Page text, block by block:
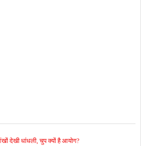
देखी धांधली, चुप क्यों है आयोग?